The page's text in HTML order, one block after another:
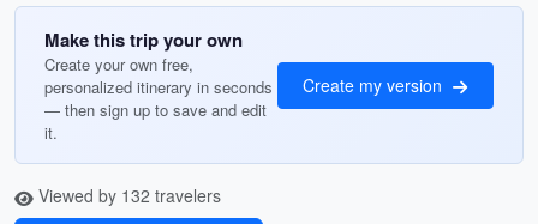
Make this trip your own
Create your own free,
personalized itinerary in seconds
— then sign up to save and edit
it.
Create my version
Viewed by 132 travelers